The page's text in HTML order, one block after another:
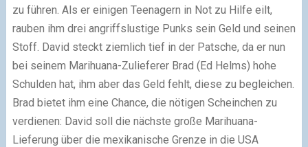
zu führen. Als er einigen Teenagern in Not zu Hilfe eilt,
rauben ihm drei angriffslustige Punks sein Geld und seinen
Stoff. David steckt ziemlich tief in der Patsche, da er nun
bei seinem Marihuana-Zulieferer Brad (Ed Helms) hohe
Schulden hat, ihm aber das Geld fehlt, diese zu begleichen.
Brad bietet ihm eine Chance, die nötigen Scheinchen zu
verdienen: David soll die nächste große Marihuana-
Lieferung über die mexikanische Grenze in die USA